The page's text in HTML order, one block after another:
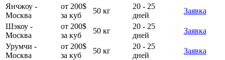
Янчжоу -
Москва
от 200$
за куб
50 кг
20 - 25
дней
Заявка
Шэкоу -
Москва
от 200$
за куб
50 кг
20 - 25
дней
Заявка
Урумчи -
Москва
от 200$
за куб
50 кг
20 - 25
дней
Заявка